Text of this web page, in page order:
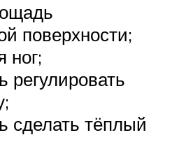
поверхности;
ног;
регулировать
сделать тёплый